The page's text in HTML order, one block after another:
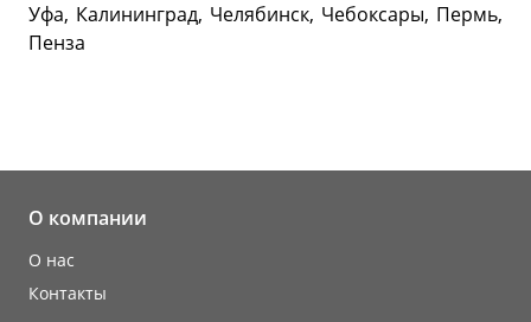
Уфа, Калининград, Челябинск, Чебоксары, Пермь,
Пенза
О компании
О нас
Контакты